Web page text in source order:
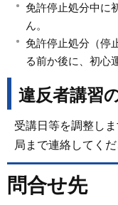
免許停止処分中に
ん。
免許停止処分（停
る前か後に、初心
違反者講習
受講日等を調整し
局まで連絡してくだ
問合せ先